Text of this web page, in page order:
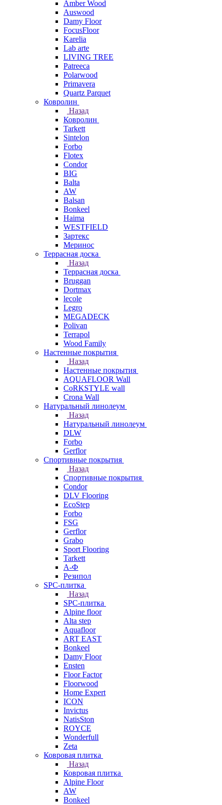
Amber Wood
Auswood
Damy Floor
FocusFloor
Karelia
Lab arte
LIVING TREE
Patreeca
Polarwood
Primavera
Quartz Parquet
Ковролин
Назад
Ковролин
Tarkett
Sintelon
Forbo
Flotex
Condor
BIG
Balta
AW
Balsan
Bonkeel
Haima
WESTFIELD
Зартекс
Меринос
Террасная доска
Назад
Террасная доска
Bruggan
Dortmax
lecole
Legro
MEGADECK
Polivan
Terrapol
Wood Family
Настенные покрытия
Назад
Настенные покрытия
AQUAFLOOR Wall
CoRKSTYLE wall
Crona Wall
Натуральный линолеум
Назад
Натуральный линолеум
DLW
Forbo
Gerflor
Спортивные покрытия
Назад
Спортивные покрытия
Condor
DLV Flooring
EcoStep
Forbo
FSG
Gerflor
Grabo
Sport Flooring
Tarkett
А-Ф
Резипол
SPC-плитка
Назад
SPC-плитка
Alpine floor
Alta step
Aquafloor
ART EAST
Bonkeel
Damy Floor
Ensten
Floor Factor
Floorwood
Home Expert
ICON
Invictus
NatisSton
ROYCE
Wonderfull
Zeta
Ковровая плитка
Назад
Ковровая плитка
Alpine Floor
AW
Bonkeel